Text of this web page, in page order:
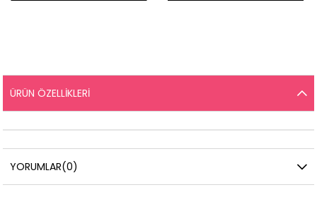
ÜRÜN ÖZELLIKLERI
YORUMLAR(0)